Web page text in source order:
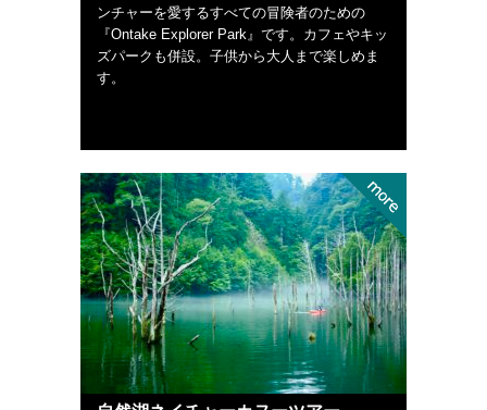
ンチャーを愛するすべての冒険者のための
『Ontake Explorer Park』です。カフェやキッ
ズパークも併設。子供から大人まで楽しめま
す。